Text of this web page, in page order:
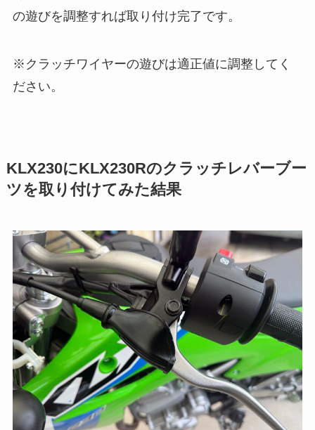
の遊びを調整すれば取り付け完了です。
※クラッチワイヤーの遊びは適正値に調整してく
ださい。
KLX230にKLX230Rのクラッチレバーブー
ツを取り付けてみた結果